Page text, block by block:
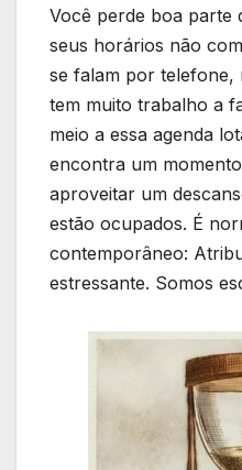
Você perde boa parte
seus horários não
se falam por telefone,
tem muito trabalho a
meio a essa agenda
encontra um
aproveitar um
estão ocupados. É
contemporâneo:
estressante. Somos